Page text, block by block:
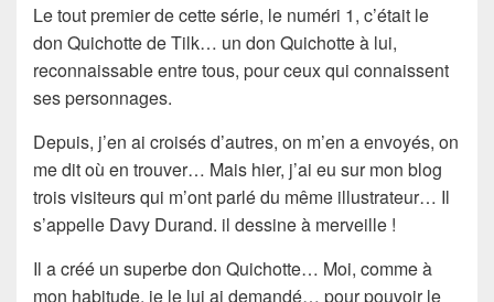
Le tout premier de cette série, le numéri 1, c’était le
don Quichotte de Tilk… un don Quichotte à lui,
reconnaissable entre tous, pour ceux qui connaissent
ses personnages.
Depuis, j’en ai croisés d’autres, on m’en a envoyés, on
me dit où en trouver… Mais hier, j’ai eu sur mon blog
trois visiteurs qui m’ont parlé du même illustrateur… Il
s’appelle Davy Durand. il dessine à merveille !
Il a créé un superbedon Quichotte… Moi, comme à
mon habitude, je le lui ai demandé… pour pouvoir le